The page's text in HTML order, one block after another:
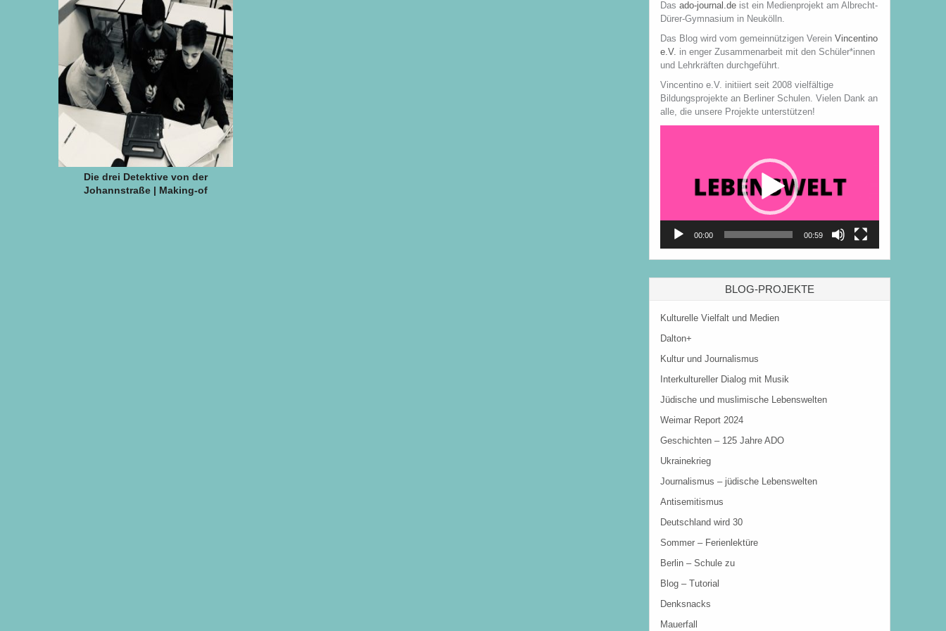
Die drei Detektive von der
Johannstraße | Making-of
Das ado-journal.de ist ein Medienprojekt am Albrecht-
Dürer-Gymnasium in Neukölln.
Das Blog wird vom gemeinnützigen Verein Vincentino
e.V. in enger Zusammenarbeit mit den Schüler*innen
und Lehrkräften durchgeführt.
Vincentino e.V. initiiert seit 2008 vielfältige
Bildungsprojekte an Berliner Schulen. Vielen Dank an
alle, die unsere Projekte unterstützen!
00:00 00:59
BLOG-PROJEKTE
Kulturelle Vielfalt und Medien
Dalton+
Kultur und Journalismus
Interkultureller Dialog mit Musik
Jüdische und muslimische Lebenswelten
Weimar Report 2024
Geschichten – 125 Jahre ADO
Ukrainekrieg
Journalismus – jüdische Lebenswelten
Antisemitismus
Deutschland wird 30
Sommer – Ferienlektüre
Berlin – Schule zu
Blog – Tutorial
Denksnacks
Mauerfall